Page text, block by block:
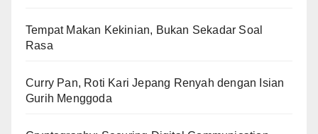
Tempat Makan Kekinian, Bukan Sekadar Soal
Rasa
Curry Pan, Roti Kari Jepang Renyah dengan Isian
Gurih Menggoda